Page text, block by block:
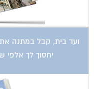
ועד בית, קבל במתנה
יחסוך לך אלפי